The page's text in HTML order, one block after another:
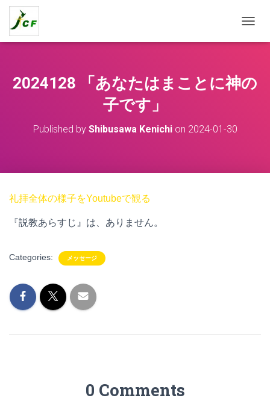
O
L
E
2024128 「あなたはまことに神の
子です」
Published by Shibusawa Kenichion 2024-01-30
礼拝全体の様子をYoutubeで観る
『説教あらすじ』は、ありません。
Categories: メッセージ
0 Comments